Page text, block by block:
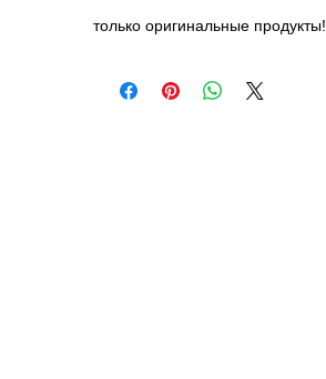
только оригинальные продукты!
Menge: 25ml